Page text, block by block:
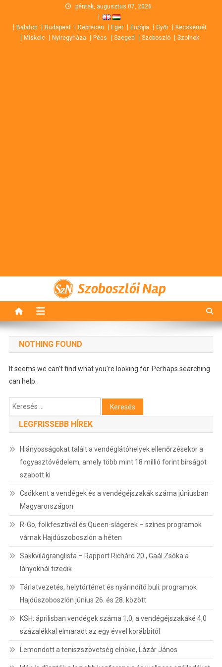
content
péntek, augusztus 07, 2026
Balaton Budapest Debrecen Eger Európa Győr
Kecskemét
Miskolc
Nyíregyháza Pécs Szeged Szoboszló Szolnok
Szoboszlói Nap
NOTHING FOUND
It seems we can’t find what you’re looking for. Perhaps searching
can help.
Keresés:
LEGFRISSEBB HÍREK
Hiányosságokat talált a vendéglátóhelyek ellenőrzésekor a
fogyasztóvédelem, amely több mint 18 millió forint bírságot
szabott ki
Csökkent a vendégek és a vendégéjszakák száma júniusban
Magyarországon
R-Go, folkfesztivál és Queen-slágerek – színes programok
várnak Hajdúszoboszlón a héten
Sakkvilágranglista – Rapport Richárd 20., Gaál Zsóka a
lányoknál tizedik
Tárlatvezetés, helytörténet és nyárindító buli: programok
Hajdúszoboszlón június 26. és 28. között
KSH: áprilisban vendégek száma 1,0, a vendégéjszakáké 4,0
százalékkal elmaradt az egy évvel korábbitól
Lemondott a teniszszövetség elnöke, Lázár János